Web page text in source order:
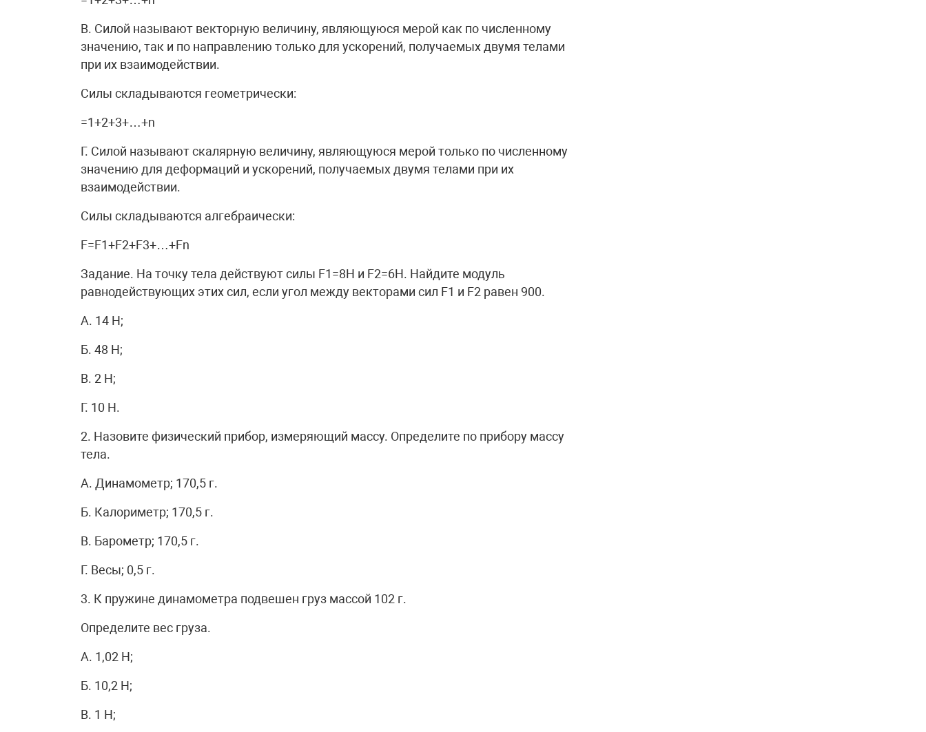
В. Силой называют векторную величину, являющуюся мерой как по численному
значению, так и по направлению только для ускорений, получаемых двумя телами
при их взаимодействии.
Силы складываются геометрически:
=1+2+3+…+n
Г. Силой называют скалярную величину, являющуюся мерой только по численному
значению для деформаций и ускорений, получаемых двумя телами при их
взаимодействии.
Силы складываются алгебраически:
F=F1+F2+F3+…+Fn
Задание. На точку тела действуют силы F1=8Н и F2=6Н. Найдите модуль
равнодействующих этих сил, если угол между векторами сил F1 и F2 равен 900.
А. 14 Н;
Б. 48 Н;
В. 2 Н;
Г. 10 Н.
2. Назовите физический прибор, измеряющий массу. Определите по прибору массу
тела.
А. Динамометр; 170,5 г.
Б. Калориметр; 170,5 г.
В. Барометр; 170,5 г.
Г. Весы; 0,5 г.
3. К пружине динамометра подвешен груз массой 102 г.
Определите вес груза.
А. 1,02 Н;
Б. 10,2 Н;
В. 1 Н;